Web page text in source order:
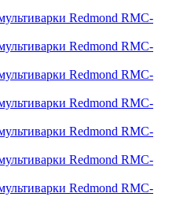
Redmond RMC-
Redmond RMC-
Redmond RMC-
Redmond RMC-
Redmond RMC-
Redmond RMC-
Redmond RMC-